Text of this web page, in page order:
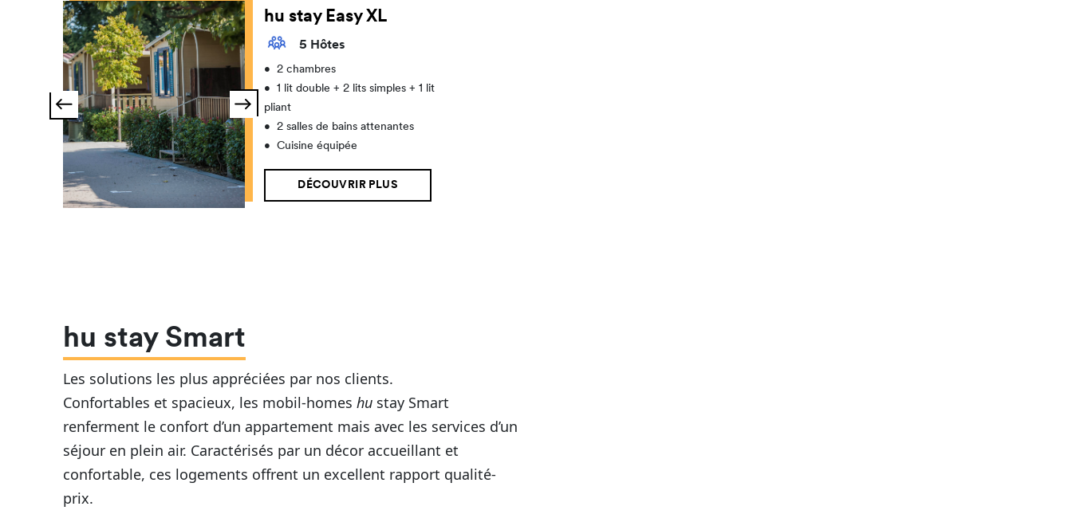
hu stay Easy XL
5 Hôtes
•
2 chambres
•
1 lit double + 2 lits simples + 1 lit
pliant
•
2 salles de bains attenantes
•
Cuisine équipée
DÉCOUVRIR PLUS
hu stay Smart
Les solutions les plus appréciées par nos clients.
Confortables et spacieux, les mobil-homeshu stay Smart
renferment le confort d’un appartement mais avec les services d’un
séjour en plein air. Caractérisés par un décor accueillant et
confortable, ces logements offrent un excellent rapport qualité-
prix.